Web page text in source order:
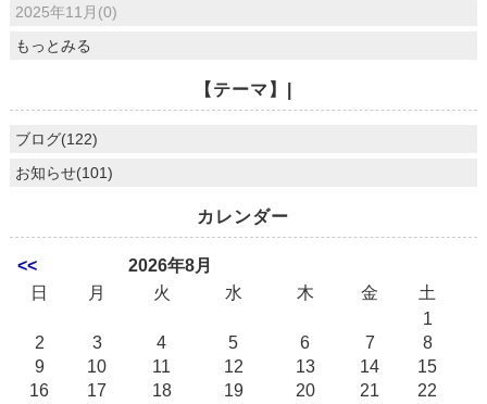
2025年11月(0)
もっとみる
【テーマ】|
ブログ(122)
お知らせ(101)
カレンダー
<<
2026年8月
日
月 火 水 木 金
土
1
2
3 4 5 6 7
8
9
10 11 12 13 14
15
16
17 18 19 20 21
22